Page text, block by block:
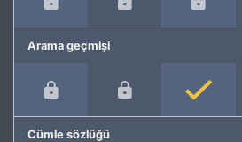
Arama geçmişi
Cümle sözlüğü